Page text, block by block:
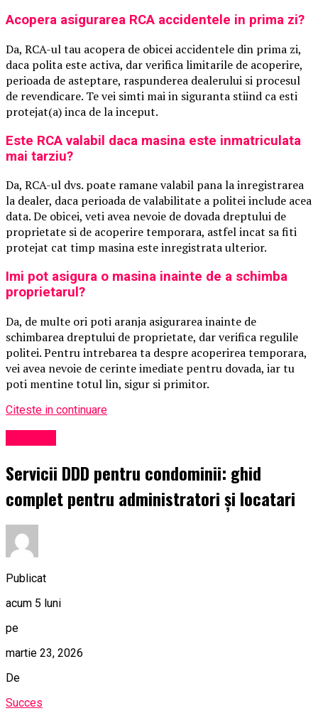
Acopera asigurarea RCA accidentele in prima zi?
Da, RCA-ul tau acopera de obicei accidentele din prima zi,
daca polita este activa, dar verifica limitarile de acoperire,
perioada de asteptare, raspunderea dealerului si procesul
de revendicare. Te vei simti mai in siguranta stiind ca esti
protejat(a) inca de la inceput.
Este RCA valabil daca masina este inmatriculata
mai tarziu?
Da, RCA-ul dvs. poate ramane valabil pana la inregistrarea
la dealer, daca perioada de valabilitate a politei include acea
data. De obicei, veti avea nevoie de dovada dreptului de
proprietate si de acoperire temporara, astfel incat sa fiti
protejat cat timp masina este inregistrata ulterior.
Imi pot asigura o masina inainte de a schimba
proprietarul?
Da, de multe ori poti aranja asigurarea inainte de
schimbarea dreptului de proprietate, dar verifica regulile
politei. Pentru intrebarea ta despre acoperirea temporara,
vei avea nevoie de cerinte imediate pentru dovada, iar tu
poti mentine totul lin, sigur si primitor.
Citeste in continuare
Servicii DDD pentru condominii: ghid
complet pentru administratori și locatari
Publicat
acum 5 luni
pe
martie 23, 2026
De
Succes